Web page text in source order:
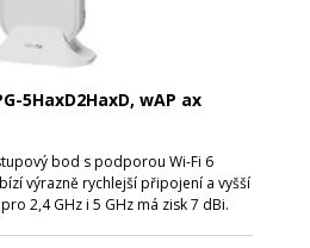
5HaxD2HaxD, wAP ax
bod s podporou Wi-Fi 6
výrazně rychlejší připojení a vyšší
2,4 GHz i 5 GHz má zisk 7 dBi.